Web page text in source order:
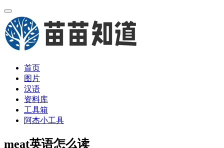
首页
图片
汉语
资料库
工具箱
阿杰小工具
meat英语怎么读